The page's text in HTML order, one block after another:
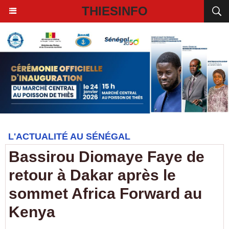
THIESINFO
L'ACTUALITÉ AU SÉNÉGAL
Bassirou Diomaye Faye de
retour à Dakar après le
sommet Africa Forward au
Kenya